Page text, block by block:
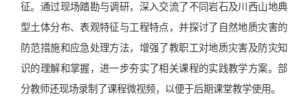
征。通过现场踏勘与调研，深入交流了不同岩石及川西山地典
型土体分布、表观特征与工程特点，并探讨了自然地质灾害的
防范措施和应急处理方法，增强了教职工对地质灾害及防灾知
识的理解和掌握，进一步夯实了相关课程的实践教学方案。部
分教师还现场录制了课程微视频，以便于后期课堂教学使用。